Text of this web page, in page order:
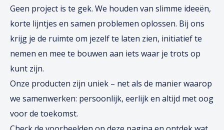
Geen project is te gek. We houden van slimme ideeën,
korte lijntjes en samen problemen oplossen. Bij ons
krijg je de ruimte om jezelf te laten zien, initiatief te
nemen en mee te bouwen aan iets waar je trots op
kunt zijn.
Onze producten zijn uniek – net als de manier waarop
we samenwerken: persoonlijk, eerlijk en altijd met oog
voor de toekomst.